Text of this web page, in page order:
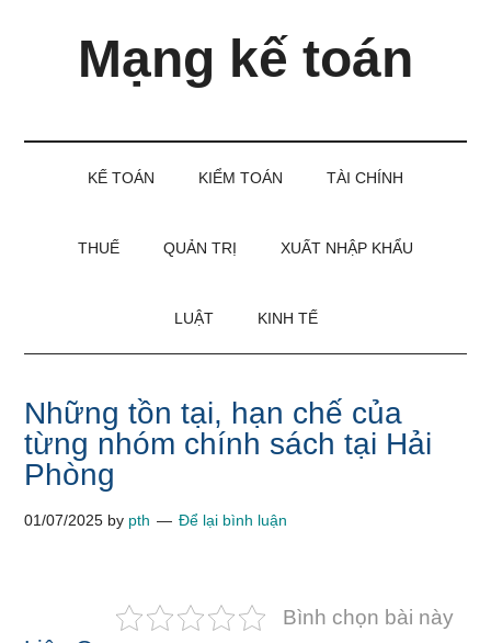
Mạng kế toán
KẾ TOÁN KIỂM TOÁN TÀI CHÍNH
THUẾ QUẢN TRỊ XUẤT NHẬP KHẨU
LUẬT KINH TẾ
Những tồn tại, hạn chế của
từng nhóm chính sách tại Hải
Phòng
01/07/2025 by pth Để lại bình luận
Bình chọn bài này